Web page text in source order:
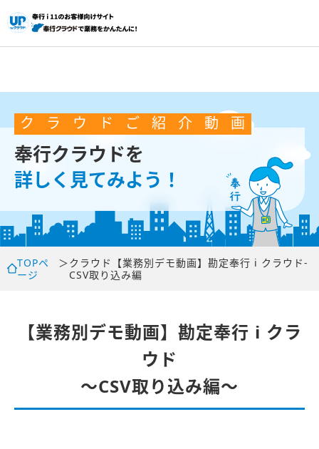
ク ラ ウ ド ご 紹 介 動 画
奉行クラウドを
詳しく見てみよう！
TOPペ
ージ
＞ クラウド
【業務別デモ動画】勘定奉行 i クラウド-
CSV取り込み編
【業務別デモ動画】勘定奉行 i クラ
ウド
～CSV取り込み編～